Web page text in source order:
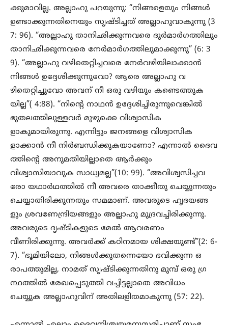
ക്കുമാവില്ല. അല്ലാഹു പറയുന്നു: “നിങ്ങളെയും നിങ്ങൾ
ഉണ്ടാക്കുന്നതിനെയും സൃഷ്ടിച്ചത് അല്ലാഹുവാകുന്നു (3
7: 96). “അല്ലാഹു താനിഛിക്കുന്നവരെ ദുർമാർഗത്തിലും
താനിഛിക്കുന്നവരെ നേർമാർഗത്തിലുമാക്കുന്നു” (6: 3
9). “അല്ലാഹു വഴിതെറ്റിച്ചവരെ നേർവഴിയിലാക്കാൻ
നിങ്ങൾ ഉദ്ദേശിക്കുന്നുവോ? ആരെ അല്ലാഹു വ
ഴിതെറ്റിച്ചുവോ അവന് നീ ഒരു വഴിയും കണ്ടെത്തുക
യില്ല”( 4:88). “നിന്റെ നാഥൻ ഉദ്ദേശിച്ചിരുന്നുവെങ്കിൽ
ഭൂതലത്തിലുള്ളവർ മുഴുക്കെ വിശ്വാസിക
ളാകുമായിരുന്നു. എന്നിട്ടും ജനങ്ങളെ വിശ്വാസിക
ളാക്കാൻ നീ നിർബന്ധിക്കുകയാണോ? എന്നാൽ ദൈവ
ത്തിന്റെ അനുമതിയില്ലാതെ ആർക്കും
വിശ്വാസിയാവുക സാധ്യമല്ല”(10: 99). “അവിശ്വസിച്ചവ
രോ യഥാർഥത്തിൽ നീ അവരെ താക്കീതു ചെയ്യുന്നതും
ചെയ്യാതിരിക്കുന്നതും സമമാണ്. അവരുടെ ഹൃദയങ്ങ
ളും ശ്രവണേന്ദ്രിയങ്ങളും അല്ലാഹു മുദ്രവച്ചിരിക്കുന്നു.
അവരുടെ ദൃഷ്ടികളുടെ മേൽ ആവരണം
വീണിരിക്കുന്നു. അവർക്ക് കഠിനമായ ശിക്ഷയുണ്ട്”(2: 6-
7). “ഭൂമിയിലോ, നിങ്ങൾക്കുതന്നെയോ ഭവിക്കുന്ന ഒ
രാപത്തുമില്ല, നാമത് സൃഷ്ടിക്കുന്നതിനു മുമ്പ് ഒരു ഗ്ര
ന്ഥത്തിൽ രേഖപ്പെടുത്തി വച്ചിട്ടല്ലാതെ അവിധം
ചെയ്യുക അല്ലാഹുവിന് അതിലളിതമാകുന്നു (57: 22).